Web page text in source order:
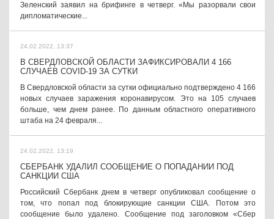
Зеленский заявил на брифинге в четверг. «Мы разорвали свои
дипломатические...
24.02.2022, 13:37
В СВЕРДЛОВСКОЙ ОБЛАСТИ ЗАФИКСИРОВАЛИ 4 166
СЛУЧАЕВ COVID-19 ЗА СУТКИ
В Свердловской области за сутки официально подтверждено 4 166
новых случаев заражения коронавирусом. Это на 105 случаев
больше, чем днем ранее. По данным областного оперативного
штаба на 24 февраля...
24.02.2022, 13:19
СБЕРБАНК УДАЛИЛ СООБЩЕНИЕ О ПОПАДАНИИ ПОД
САНКЦИИ США
Российский Сбербанк днем в четверг опубликовал сообщение о
том, что попал под блокирующие санкции США. Потом это
сообщение было удалено. Сообщение под заголовком «Сбер